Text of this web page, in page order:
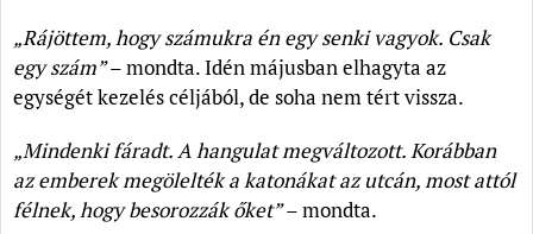
„Rájöttem, hogy számukra én egy senki vagyok. Csak
egy szám”– mondta. Idén májusban elhagyta az
egységét kezelés céljából, de soha nem tért vissza.
„Mindenki fáradt. A hangulat megváltozott. Korábban
az emberek megölelték a katonákat az utcán, most attól
félnek, hogy besorozzák őket”– mondta.